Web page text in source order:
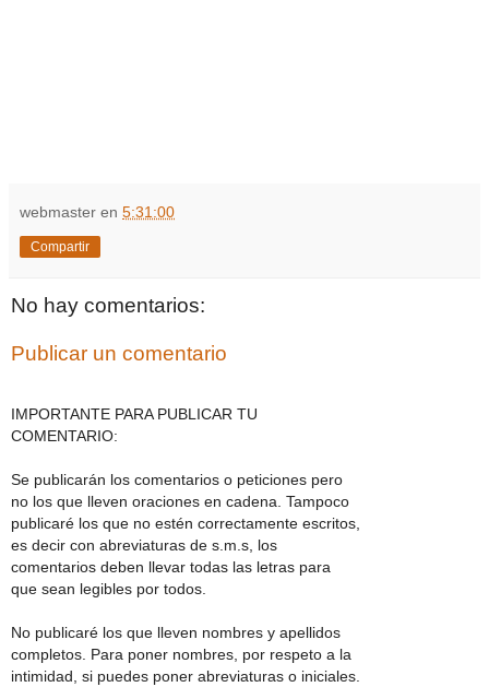
webmaster en 5:31:00
Compartir
No hay comentarios:
Publicar un comentario
IMPORTANTE PARA PUBLICAR TU
COMENTARIO:
Se publicarán los comentarios o peticiones pero
no los que lleven oraciones en cadena. Tampoco
publicaré los que no estén correctamente escritos,
es decir con abreviaturas de s.m.s, los
comentarios deben llevar todas las letras para
que sean legibles por todos.
No publicaré los que lleven nombres y apellidos
completos. Para poner nombres, por respeto a la
intimidad, si puedes poner abreviaturas o iniciales.